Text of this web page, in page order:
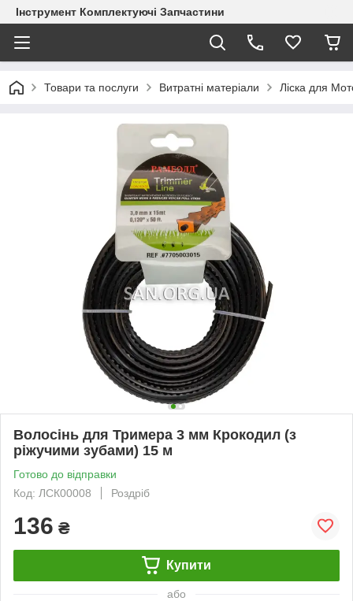
Інструмент Комплектуючі Запчастини
Товари та послуги Витратні матеріали Ліска для
Волосінь для Тримера 3 мм Крокодил (з
ріжучими зубами) 15 м
Готово до відправки
Код: ЛСК00008
Роздріб
136 ₴
Купити
або